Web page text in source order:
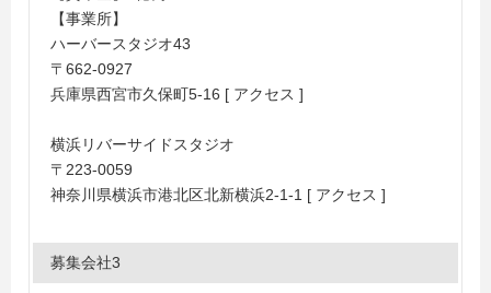
【事業所】
ハーバースタジオ43
〒662-0927
兵庫県西宮市久保町5-16 [ アクセス ]
横浜リバーサイドスタジオ
〒223-0059
神奈川県横浜市港北区北新横浜2-1-1 [ アクセス ]
募集会社3